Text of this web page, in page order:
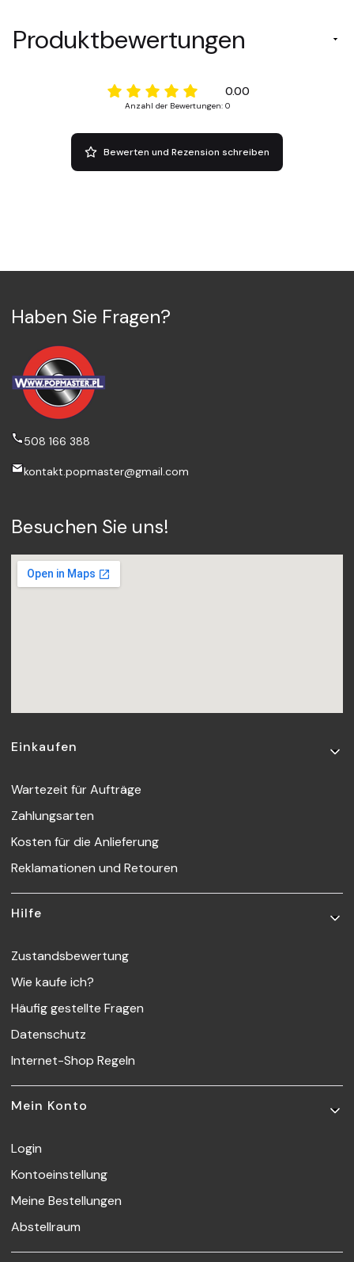
Produktbewertungen
0.00
Anzahl der Bewertungen: 0
Bewerten und Rezension schreiben
Haben Sie Fragen?
508 166 388
kontakt.popmaster@gmail.com
Besuchen Sie uns!
Fußzeilenmenü
Einkaufen
Wartezeit für Aufträge
Zahlungsarten
Kosten für die Anlieferung
Reklamationen und Retouren
Hilfe
Zustandsbewertung
Wie kaufe ich?
Häufig gestellte Fragen
Datenschutz
Internet-Shop Regeln
Mein Konto
Login
Kontoeinstellung
Meine Bestellungen
Abstellraum